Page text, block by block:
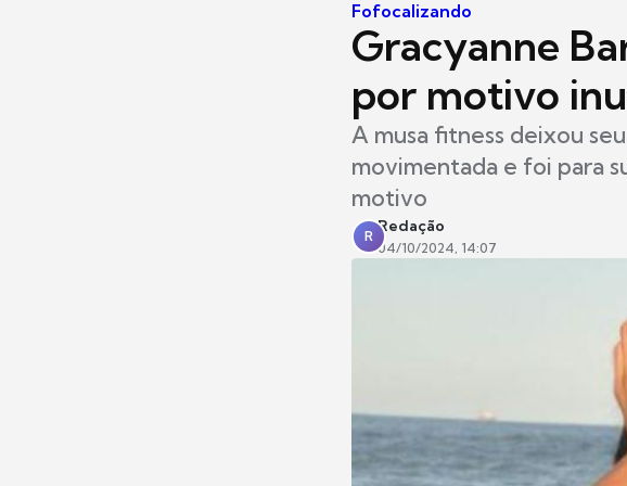
Fofocalizando
Gracyanne
por motivo
A musa fitness deixou
movimentada e foi para
motivo
R
Redação
04/10/2024, 14:07